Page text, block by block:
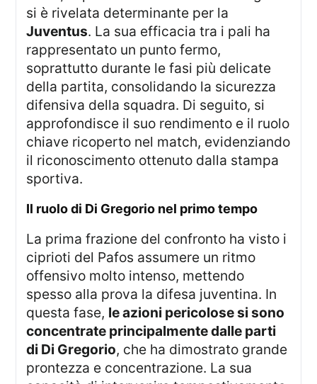
si è rivelata determinante per la
Juventus. La sua efficacia tra i pali ha
rappresentato un punto fermo,
soprattutto durante le fasi più delicate
della partita, consolidando la sicurezza
difensiva della squadra. Di seguito, si
approfondisce il suo rendimento e il ruolo
chiave ricoperto nel match, evidenziando
il riconoscimento ottenuto dalla stampa
sportiva.
Il ruolo di Di Gregorio nel primo tempo
La prima frazione del confronto ha visto i
ciprioti del Pafos assumere un ritmo
offensivo molto intenso, mettendo
spesso alla prova la difesa juventina. In
questa fase, le azioni pericolose si sono
concentrate principalmente dalle parti
di Di Gregorio, che ha dimostrato grande
prontezza e concentrazione. La sua